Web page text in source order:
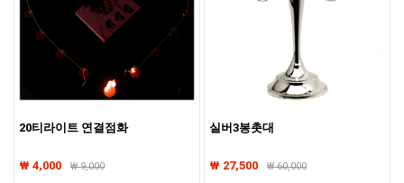
20티라이트 연결점화
₩ 4,000 ₩9,000
실버3봉촛대
₩ 27,500 ₩60,000